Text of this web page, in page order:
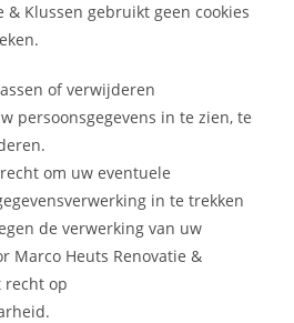
& Klussen gebruikt geen cookies
of verwijderen
persoonsgegevens in te zien, te
om uw eventuele
in te trekken
de verwerking van uw
Marco Heuts Renovatie &
recht op